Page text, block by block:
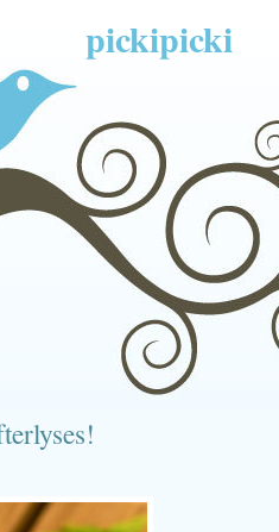
pickipicki